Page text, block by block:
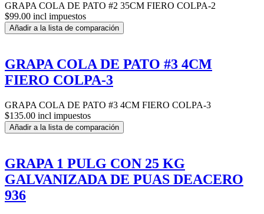
GRAPA COLA DE PATO #2 35CM FIERO COLPA-2
$99.00 incl impuestos
Añadir a la lista de comparación
GRAPA COLA DE PATO #3 4CM
FIERO COLPA-3
GRAPA COLA DE PATO #3 4CM FIERO COLPA-3
$135.00 incl impuestos
Añadir a la lista de comparación
GRAPA 1 PULG CON 25 KG
GALVANIZADA DE PUAS DEACERO
936